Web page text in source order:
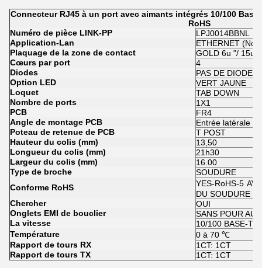
Connecteur RJ45 à un port avec aimants intégrés 10/100
RoHS
Numéro de pièce LINK-PP
LPJ0014BBNL
Application-Lan
ETHERNET
Plaquage de la zone de contact
GOLD 6u "/ 15u"
Cœurs par port
4
Diodes
PAS DE DIODES
Option LED
VERT JAUNE
Loquet
TAB DOWN
Nombre de ports
1X1
PCB
FR4
Angle de montage PCB
Entrée latérale
Poteau de retenue de PCB
T POST
Hauteur du colis (mm)
13,50
Longueur du colis (mm)
21h30
Largeur du colis (mm)
16.00
Type de broche
SOUDURE
Conforme RoHS
YES-RoHS-5
DU SOUDURE
Chercher
OUI
Onglets EMI de bouclier
SANS POUR
La vitesse
10/100 BASE-T
Température
0 à 70 ℃
Rapport de tours RX
1CT: 1CT
Rapport de tours TX
1CT: 1CT